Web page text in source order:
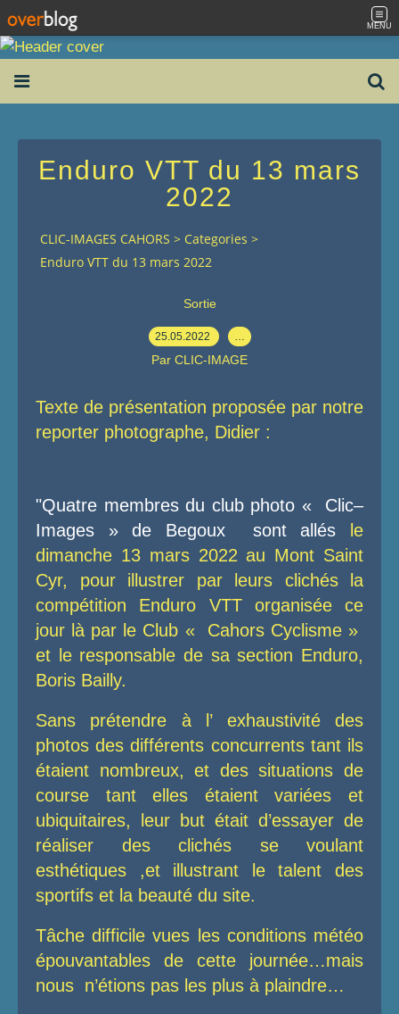
MENU
Enduro VTT du 13 mars
2022
CLIC-IMAGES CAHORS > Categories >
Enduro VTT du 13 mars 2022
Sortie
25.05.2022
Par CLIC-IMAGE
Texte de présentation proposée par notre
reporter photographe, Didier :
"Quatre membres du club photo « Clic–
Images » de Begoux sont allés
le
dimanche 13 mars 2022 au Mont Saint
Cyr, pour illustrer par leurs clichés la
compétition Enduro VTT organisée ce
jour là par le Club « Cahors Cyclisme »
et le responsable de sa section Enduro,
Boris Bailly.
Sans prétendre à l’ exhaustivité des
photos des différents concurrents tant ils
étaient nombreux, et des situations de
course tant elles étaient variées et
ubiquitaires, leur but était d’essayer de
réaliser des clichés se voulant
esthétiques ,et illustrant le talent des
sportifs et la beauté du site.
Tâche difficile vues les conditions météo
épouvantables de cette journée…mais
nous n’étions pas les plus à plaindre…